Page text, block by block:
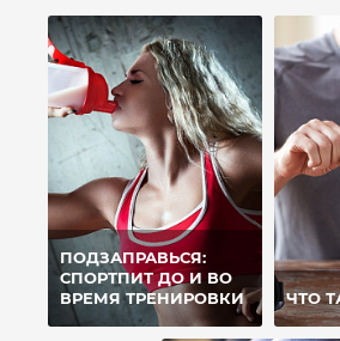
ПОДЗАПРАВЬСЯ:
СПОРТПИТ ДО И ВО
ВРЕМЯ ТРЕНИРОВКИ
ЧТО